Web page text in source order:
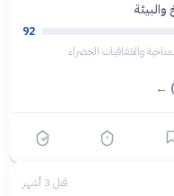
والبيئة
92
والاتفاقيات الخضراء
قبل 3 أشهر